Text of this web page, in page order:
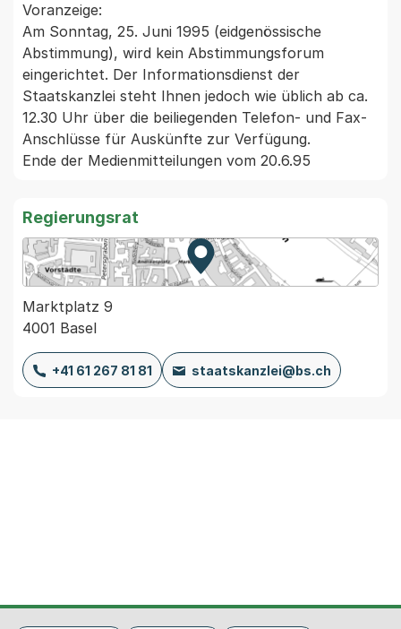
Voranzeige:
Am Sonntag, 25. Juni 1995 (eidgenössische
Abstimmung), wird kein Abstimmungsforum
eingerichtet. Der Informationsdienst der
Staatskanzlei steht Ihnen jedoch wie üblich ab ca.
12.30 Uhr über die beiliegenden Telefon- und Fax-
Anschlüsse für Auskünfte zur Verfügung.
Regierungsrat
Zur Karte von MapBS.
Externer Link, wird in einem
Marktplatz 9
4001 Basel
+41 61 267 81 81 staatskanzlei@bs.ch